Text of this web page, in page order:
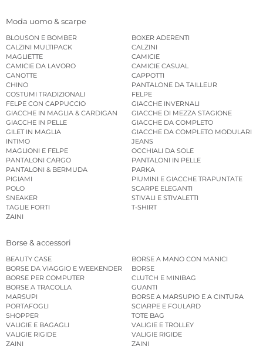
Moda uomo & scarpe
BLOUSON E BOMBER
BOXER ADERENTI
CALZINI MULTIPACK
CALZINI
MAGLIETTE
CAMICIE
CAMICIE DA LAVORO
CAMICIE CASUAL
CANOTTE
CAPPOTTI
CHINO
PANTALONE DA TAILLEUR
COSTUMI TRADIZIONALI
FELPE
FELPE CON CAPPUCCIO
GIACCHE INVERNALI
GIACCHE IN MAGLIA & CARDIGAN
GIACCHE DI MEZZA STAGIONE
GIACCHE IN PELLE
GIACCHE DA COMPLETO
GILET IN MAGLIA
GIACCHE DA COMPLETO MODULARI
INTIMO
JEANS
MAGLIONI E FELPE
OCCHIALI DA SOLE
PANTALONI CARGO
PANTALONI IN PELLE
PANTALONI & BERMUDA
PARKA
PIGIAMI
PIUMINI E GIACCHE TRAPUNTATE
POLO
SCARPE ELEGANTI
SNEAKER
STIVALI E STIVALETTI
TAGLIE FORTI
T-SHIRT
ZAINI
Borse & accessori
BEAUTY CASE
BORSE A MANO CON MANICI
BORSE DA VIAGGIO E WEEKENDER
BORSE
BORSE PER COMPUTER
CLUTCH E MINIBAG
BORSE A TRACOLLA
GUANTI
MARSUPI
BORSE A MARSUPIO E A CINTURA
PORTAFOGLI
SCIARPE E FOULARD
SHOPPER
TOTE BAG
VALIGIE E BAGAGLI
VALIGIE E TROLLEY
VALIGIE RIGIDE
VALIGIE RIGIDE
ZAINI
ZAINI